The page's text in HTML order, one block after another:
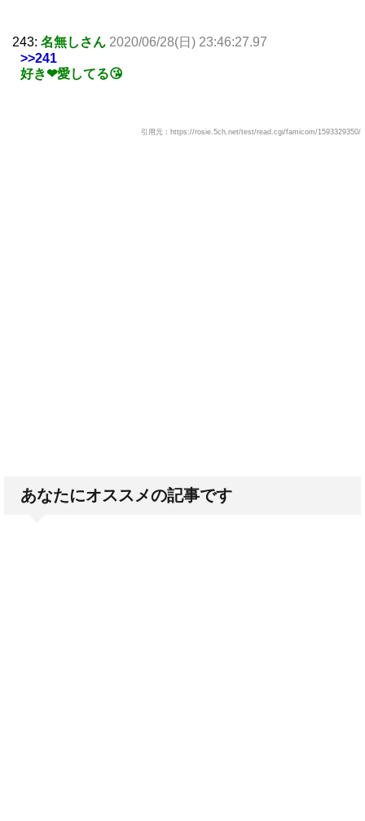
243: 名無しさん 2020/06/28(日) 23:46:27.97
>>241
好き❤愛してる😘
引用元：https://rosie.5ch.net/test/read.cgi/famicom/1593329350/
あなたにオススメの記事です